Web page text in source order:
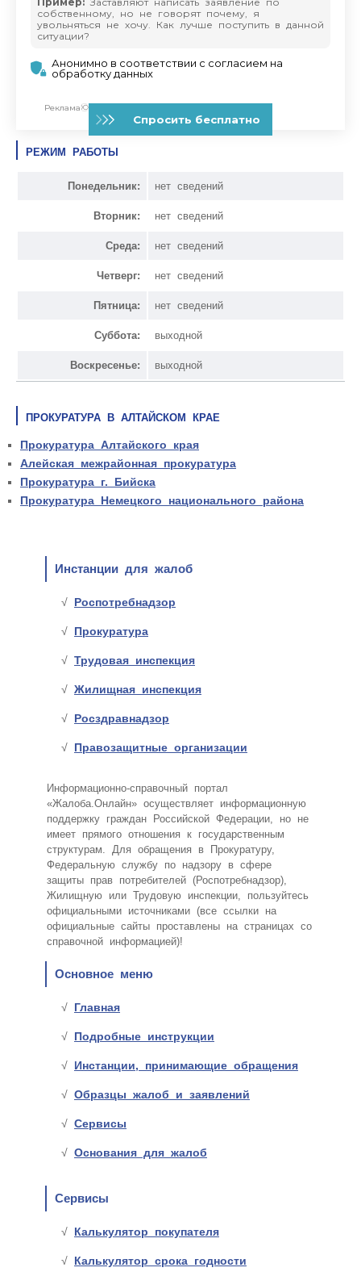
РЕЖИМ РАБОТЫ
Понедельник: нет сведений
Вторник: нет сведений
Среда: нет сведений
Четверг: нет сведений
Пятница: нет сведений
Суббота: выходной
Воскресенье: выходной
ПРОКУРАТУРА В АЛТАЙСКОМ КРАЕ
Прокуратура Алтайского края
Алейская межрайонная прокуратура
Прокуратура г. Бийска
Прокуратура Немецкого национального района
Инстанции для жалоб
Роспотребнадзор
Прокуратура
Трудовая инспекция
Жилищная инспекция
Росздравнадзор
Правозащитные организации
Информационно-справочный портал
«Жалоба.Онлайн» осуществляет информационную
поддержку граждан Российской Федерации, но не
имеет прямого отношения к государственным
структурам. Для обращения в Прокуратуру,
Федеральную службу по надзору в сфере
защиты прав потребителей (Роспотребнадзор),
Жилищную или Трудовую инспекции, пользуйтесь
официальными источниками (все ссылки на
официальные сайты проставлены на страницах со
справочной информацией)!
Основное меню
Главная
Подробные инструкции
Инстанции, принимающие обращения
Образцы жалоб и заявлений
Сервисы
Основания для жалоб
Сервисы
Калькулятор покупателя
Калькулятор срока годности